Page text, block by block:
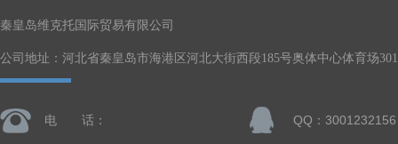
秦皇岛维克托国际贸易有限公司
公司地址：河北省秦皇岛市海港区河北大街西段185号奥体中心体育场
电 话： QQ：3001232156